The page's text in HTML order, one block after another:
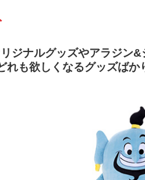
ジナルグッズやアラジン
も欲しくなるグッズばか